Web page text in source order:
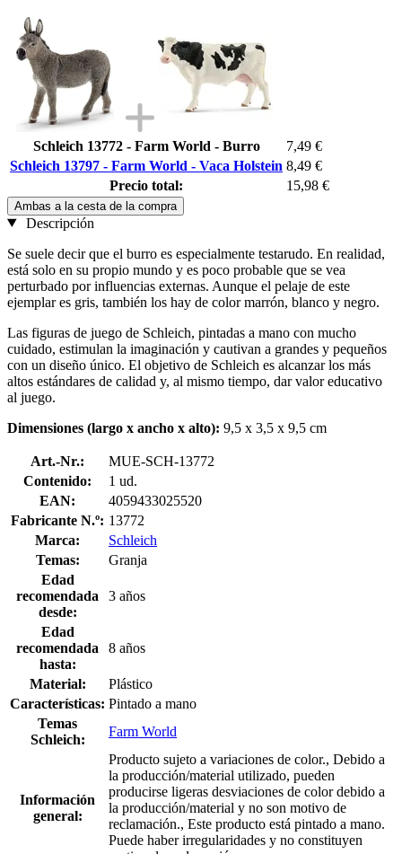
Schleich 13772 - Farm World - Burro
7,49 €
Schleich 13797 - Farm World - Vaca Holstein 8,49 €
Precio total:
15,98 €
Ambas a la cesta de la compra
Descripción
Se suele decir que el burro es especialmente testarudo. En realidad,
está solo en su propio mundo y es poco probable que se vea
perturbado por influencias externas. Aunque el pelaje de este
ejemplar es gris, también los hay de color marrón, blanco y negro.
Las figuras de juego de Schleich, pintadas a mano con mucho
cuidado, estimulan la imaginación y cautivan a grandes y pequeños
con un diseño único. El objetivo de Schleich es alcanzar los más
altos estándares de calidad y, al mismo tiempo, dar valor educativo
al juego.
Dimensiones (largo x ancho x alto): 9,5 x 3,5 x 9,5 cm
Art.-Nr.:
MUE-SCH-13772
Contenido:
1 ud.
EAN:
4059433025520
Fabricante N.º: 13772
Marca:
Schleich
Temas:
Granja
Edad
recomendada
desde:
3 años
Edad
recomendada
hasta:
8 años
Material:
Plástico
Características: Pintado a mano
Temas
Schleich:
Farm World
Información
general:
Producto sujeto a variaciones de color., Debido a
la producción/material utilizado, pueden
producirse ligeras desviaciones de color debido a
la producción/material y no son motivo de
reclamación., Este producto está pintado a mano.
Puede haber irregularidades y no constituyen